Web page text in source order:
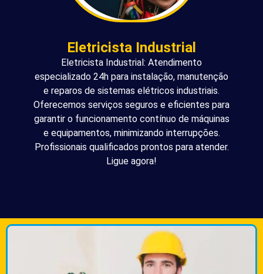
Eletricista Industrial
Eletricista Industrial: Atendimento
especializado 24h para instalação, manutenção
e reparos de sistemas elétricos industriais.
Oferecemos serviços seguros e eficientes para
garantir o funcionamento contínuo de máquinas
e equipamentos, minimizando interrupções.
Profissionais qualificados prontos para atender.
Ligue agora!